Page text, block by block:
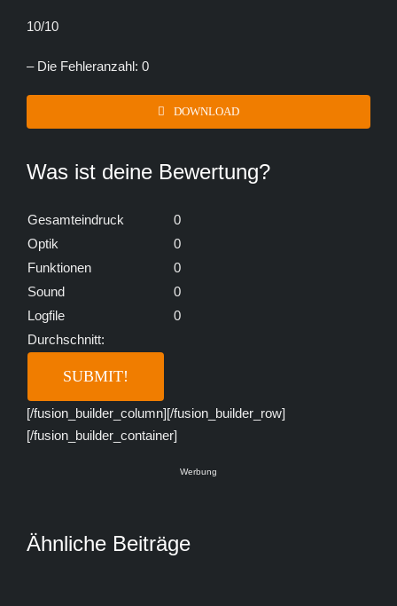
10/10
– Die Fehleranzahl: 0
DOWNLOAD
Was ist deine Bewertung?
Gesamteindruck
0
Optik
0
Funktionen
0
Sound
0
Logfile
0
Durchschnitt:
[/fusion_builder_column][/fusion_builder_row]
[/fusion_builder_container]
Werbung
Ähnliche Beiträge